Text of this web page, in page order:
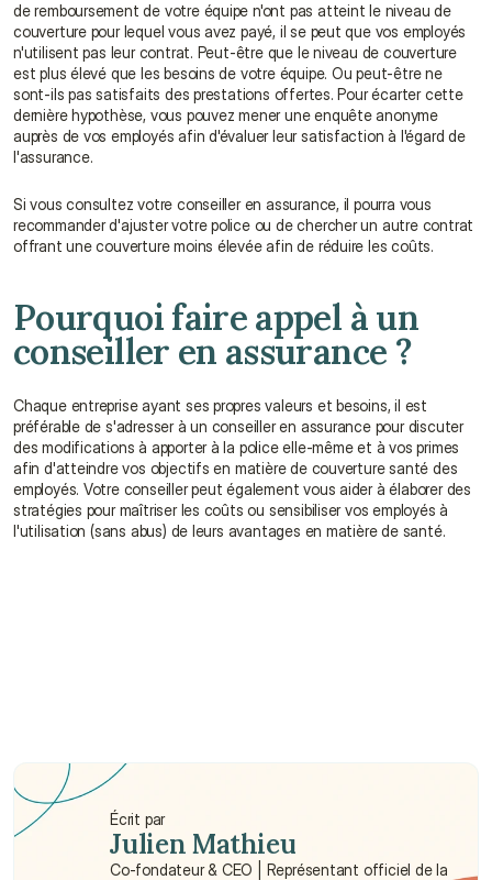
de remboursement de votre équipe n'ont pas atteint le niveau de
couverture pour lequel vous avez payé, il se peut que vos employés
n'utilisent pas leur contrat. Peut-être que le niveau de couverture
est plus élevé que les besoins de votre équipe. Ou peut-être ne
sont-ils pas satisfaits des prestations offertes. Pour écarter cette
dernière hypothèse, vous pouvez mener une enquête anonyme
auprès de vos employés afin d'évaluer leur satisfaction à l'égard de
l'assurance.
Si vous consultez votre conseiller en assurance, il pourra vous
recommander d'ajuster votre police ou de chercher un autre contrat
offrant une couverture moins élevée afin de réduire les coûts.
Pourquoi faire appel à un
conseiller en assurance ?
Chaque entreprise ayant ses propres valeurs et besoins, il est
préférable de s'adresser à un conseiller en assurance pour discuter
des modifications à apporter à la police elle-même et à vos primes
afin d'atteindre vos objectifs en matière de couverture santé des
employés. Votre conseiller peut également vous aider à élaborer des
stratégies pour maîtriser les coûts ou sensibiliser vos employés à
l'utilisation (sans abus) de leurs avantages en matière de santé.
Quelle est la formule du ratio de sinistralité ?
Écrit par
Julien Mathieu
Co-fondateur & CEO | Représentant officiel de la